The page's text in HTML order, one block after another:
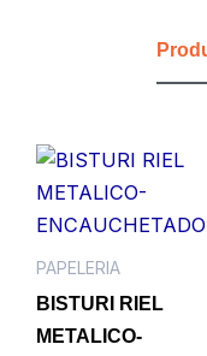
PAPELERIA
BISTURI RIEL
METALICO-